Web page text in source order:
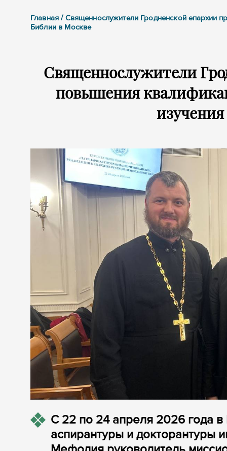
Главная / Священнослужители Гродненской
Библии в Москве
Священнослужители
повышения
С 22 по 24 апреля 2026 года
аспирантуры и докторантуры